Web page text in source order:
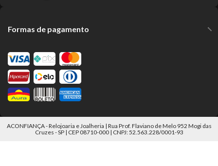
Formas de pagamento
ACONFIANÇA - Relojoaria e Joalheria | Rua Prof. Flaviano de Melo 952 Mogi das
Cruzes - SP | CEP 08710-000 | CNPJ: 52.563.228/0001-93